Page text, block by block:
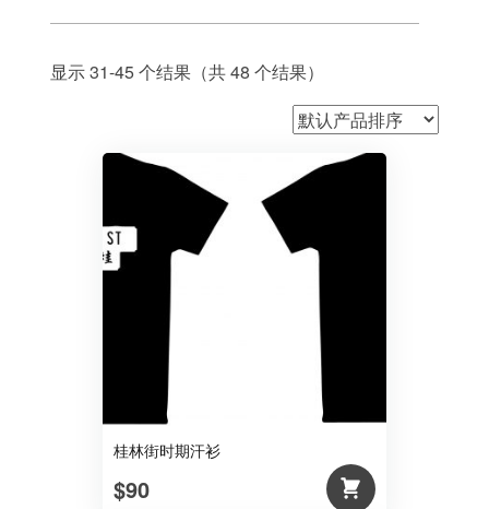
显示 31-45 个结果（共 48 个结果）
桂林街时期汗衫
$90